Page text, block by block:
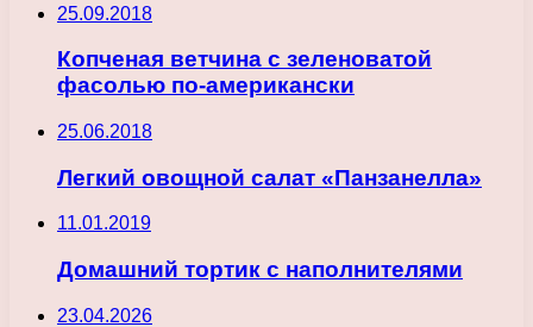
25.09.2018
Копченая ветчина с зеленоватой
фасолью по-американски
25.06.2018
Легкий овощной салат «Панзанелла»
11.01.2019
Домашний тортик с наполнителями
23.04.2026